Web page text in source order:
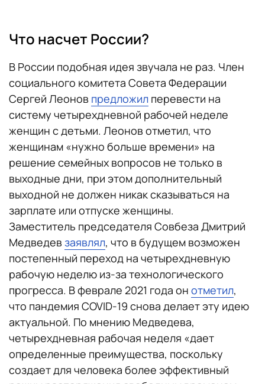
Что насчет России?
В России подобная идея звучала не раз. Член
социального комитета Совета Федерации
Сергей Леонов предложил перевести на
систему четырехдневной рабочей неделе
женщин с детьми. Леонов отметил, что
женщинам «нужно больше времени» на
решение семейных вопросов не только в
выходные дни, при этом дополнительный
выходной не должен никак сказываться на
зарплате или отпуске женщины.
Заместитель председателя Совбеза Дмитрий
Медведев заявлял, что в будущем возможен
постепенный переход на четырехдневную
рабочую неделю из-за технологического
прогресса. В феврале 2021 года он отметил,
что пандемия COVID-19 снова делает эту идею
актуальной. По мнению Медведева,
четырехдневная рабочая неделя «дает
определенные преимущества, поскольку
создает для человека более эффективный